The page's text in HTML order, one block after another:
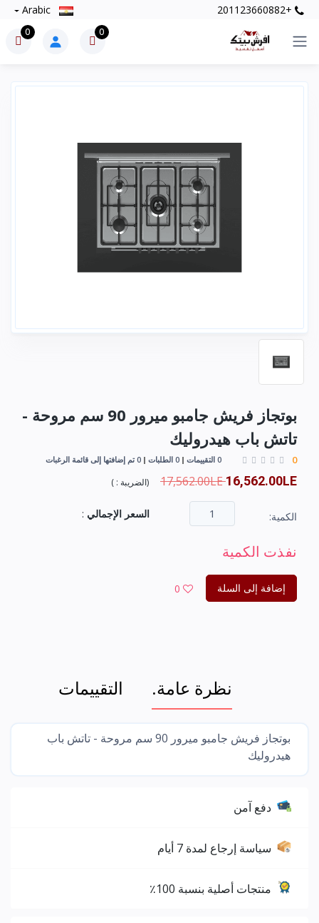
+201123660882
0
0
بوتجاز فريش جامبو ميرور 90 سم مروحة -
تاتش باب هيدروليك
0 0 التقييمات 0 الطلبات 0 تم إضافتها إلى قائمة الرغبات
17,562.00LE16,562.00LE
(الضريبة : )
الكمية: السعر الإجمالي :
نفذت الكمية
إضافة إلى السلة 0
نظرة عامة. التقييمات
بوتجاز فريش جامبو ميرور 90 سم مروحة - تاتش باب
هيدروليك
دفع آمن
سياسة إرجاع لمدة 7 أيام
منتجات أصلية بنسبة 100٪